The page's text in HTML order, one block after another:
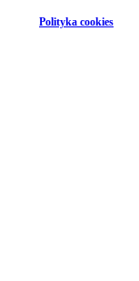
Polityka cookies